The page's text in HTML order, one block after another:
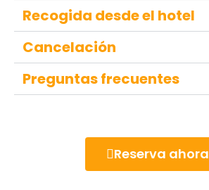
Recogida desde el hotel
Cancelación
Preguntas frecuentes
Reserva ahora